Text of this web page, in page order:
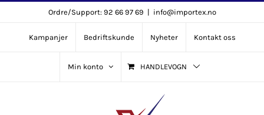
content
Ordre/Support: 92 66 97 69 | info@importex.no
Kampanjer Bedriftskunde Nyheter Kontakt oss
Min konto HANDLEVOGN